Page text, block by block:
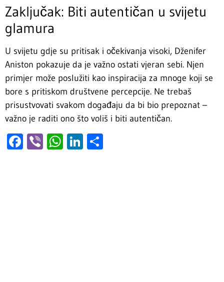
Zaključak: Biti autentičan u svijetu
glamura
U svijetu gdje su pritisak i očekivanja visoki, Dženifer
Aniston pokazuje da je važno ostati vjeran sebi. Njen
primjer može poslužiti kao inspiracija za mnoge koji se
bore s pritiskom društvene percepcije. Ne trebaš
prisustvovati svakom događaju da bi bio prepoznat –
važno je raditi ono što voliš i biti autentičan.
Facebook
ViberWhatsApp
LinkedIn